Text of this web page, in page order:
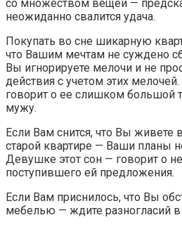
со множеством вещей —
неожиданно свалится удача.
Покупать во сне шикарную
что Вашим мечтам не суждено
Вы игнорируете мелочи и не
действия с учетом этих
говорит о ее слишком большой
мужу.
Если Вам снится, что Вы живете
старой квартире — Ваши планы
Девушке этот сон — говорит о
поступившего ей предложения.
Если Вам приснилось, что Вы
мебелью — ждите разногласий